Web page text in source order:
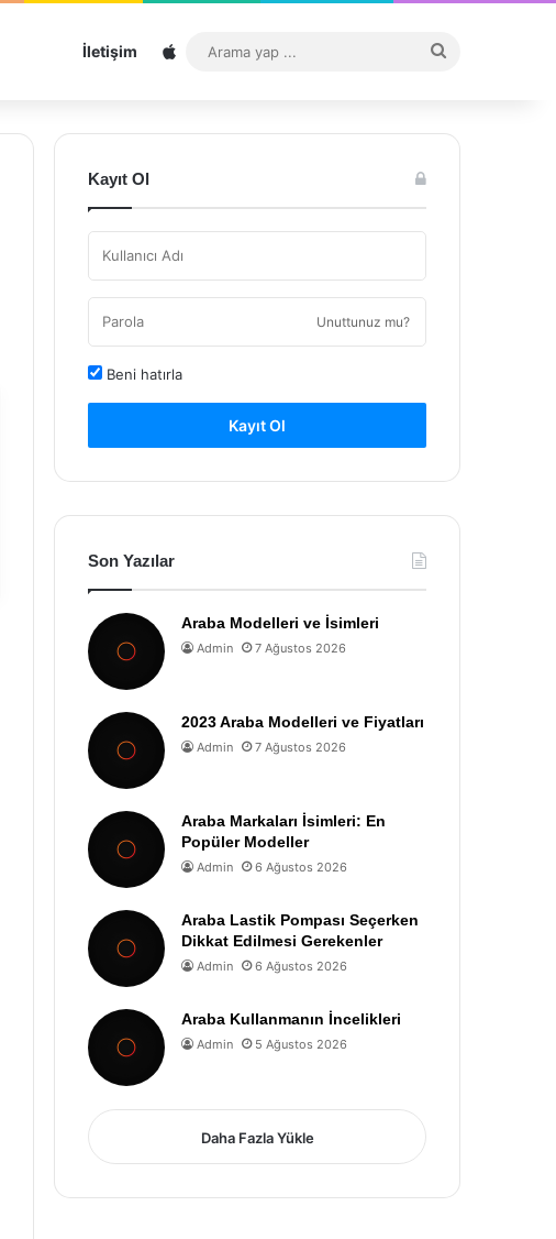
İletişim Sitemap
...
Kayıt Ol
Unuttunuz mu?
Beni hatırla
Kayıt Ol
Son Yazılar
Araba Modelleri ve İsimleri
Admin 7 Ağustos 2026
2023 Araba Modelleri ve Fiyatları
Admin 7 Ağustos 2026
Araba Markaları İsimleri: En
Popüler Modeller
Admin 6 Ağustos 2026
Araba Lastik Pompası Seçerken
Dikkat Edilmesi Gerekenler
Admin 6 Ağustos 2026
Araba Kullanmanın İncelikleri
Admin 5 Ağustos 2026
Daha Fazla Yükle